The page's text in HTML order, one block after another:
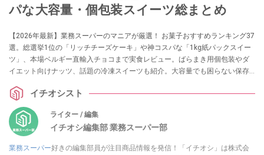
パな大容量・個包装スイーツ総まとめ
【2026年最新】業務スーパーのマニアが厳選！ お菓子おすすめランキング37
選。総選挙1位の「リッチチーズケーキ」や神コスパな「1kg紙パックスイー
ツ」、本場ベルギー直輸入チョコまで実食レビュー。ばらまき用個包装やダ
イエット向けナッツ、話題の冷凍スイーツも紹介。大容量でも困らない保存
しない業スーお菓子選びの決定版です。
イチオシスト
ライター / 編集
イチオシ編集部 業務スーパー部
業務スーパー好きの編集部員が注目商品情報を発信！「イチオシ」は株式会